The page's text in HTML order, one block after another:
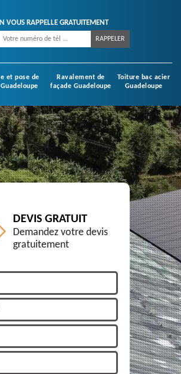
VOUS RAPPELLE GRATUITEMENT
et pose de
Ravalement de
façade Guadeloupe
Toiture bac acier
Guadeloupe
DEVIS GRATUIT
Demandez votre devis
gratuitement